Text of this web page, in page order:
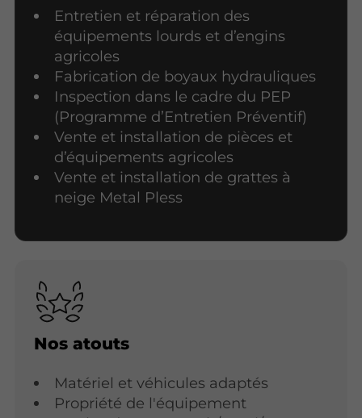
Entretien et réparation des
équipements lourds et d’engins
agricoles
Fabrication de boyaux hydrauliques
Inspection dans le cadre du PEP
(Programme d’Entretien Préventif)
Vente et installation de pièces et
d’équipements agricoles
Vente et installation de grattes à
neige Metal Pless
Nos atouts
Matériel et véhicules adaptés
Propriété de l'équipement